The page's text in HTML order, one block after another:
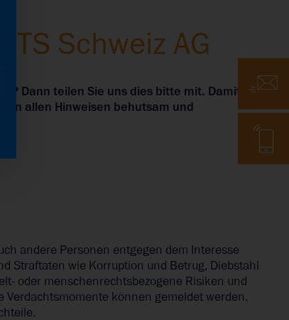
Schweiz AG
Dann teilen Sie uns dies bitte mit. Damit
allen Hinweisen behutsam und
andere Personen entgegen dem Interesse
Straftaten wie Korruption und Betrug, Diebstahl
oder menschenrechtsbezogene Risiken und
Verdachtsmomente können gemeldet werden.
E-Mail